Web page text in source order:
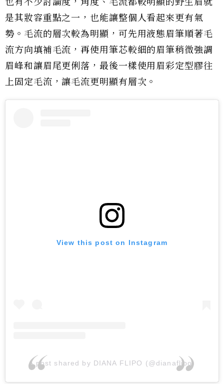
是其妝容重點之一，也能讓整個人看起來更有氣
勢。毛流的層次較為明顯，可先用液態眉筆順著毛
流方向填補毛流，再使用筆芯較細的眉筆稍微強調
眉峰和讓眉尾更俐落，最後一樣使用眉彩定型膠往
上固定毛流，讓毛流更明顯有層次。
View this post on Instagram
A post shared by DIANA FLIPO (@dianaflipo)